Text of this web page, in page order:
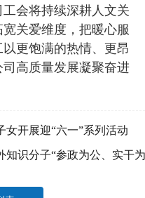
会将持续深耕人文关
关爱维度，把暖心服
更饱满的热情、更昂
高质量发展凝聚奋进
开展迎“六一”系列活动
知识分子“参政为公、实干为